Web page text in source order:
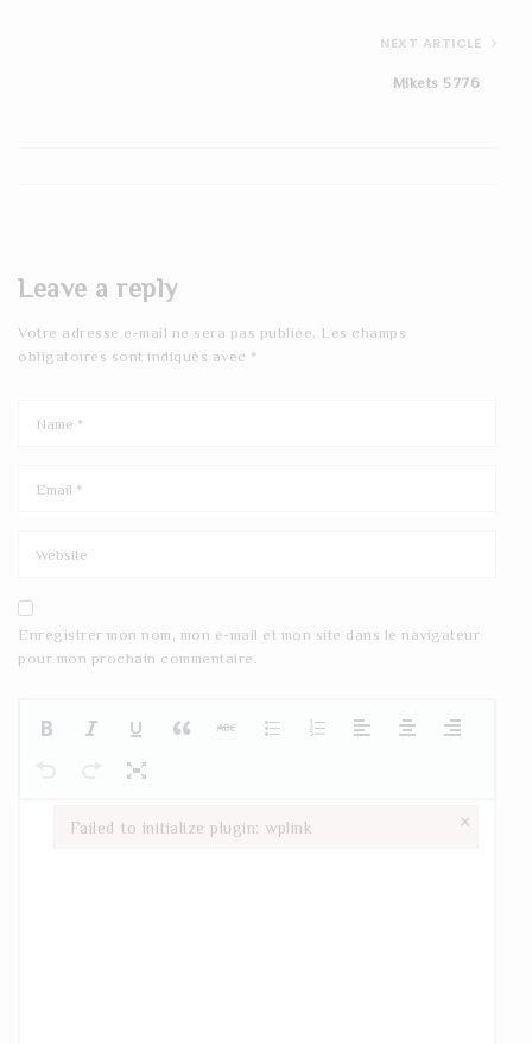
NEXT ARTICLE
Mikets 5776
Leave a reply
Votre adresse e-mail ne sera pas publiée. Les champs
obligatoires sont indiqués avec *
Enregistrer mon nom, mon e-mail et mon site dans le navigateur
pour mon prochain commentaire.
Failed to initialize plugin: wplink ×